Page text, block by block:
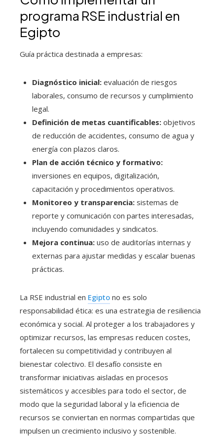
programa RSE industrial en
Egipto
Guía práctica destinada a empresas:
Diagnóstico inicial: evaluación de riesgos
laborales, consumo de recursos y cumplimiento
legal.
Definición de metas cuantificables: objetivos
de reducción de accidentes, consumo de agua y
energía con plazos claros.
Plan de acción técnico y formativo:
inversiones en equipos, digitalización,
capacitación y procedimientos operativos.
Monitoreo y transparencia: sistemas de
reporte y comunicación con partes interesadas,
incluyendo comunidades y sindicatos.
Mejora continua: uso de auditorías internas y
externas para ajustar medidas y escalar buenas
prácticas.
La RSE industrial en Egipto no es solo
responsabilidad ética: es una estrategia de resiliencia
económica y social. Al proteger a los trabajadores y
optimizar recursos, las empresas reducen costes,
fortalecen su competitividad y contribuyen al
bienestar colectivo. El desafío consiste en
transformar iniciativas aisladas en procesos
sistemáticos y accesibles para todo el sector, de
modo que la seguridad laboral y la eficiencia de
recursos se conviertan en normas compartidas que
impulsen un crecimiento inclusivo y sostenible.